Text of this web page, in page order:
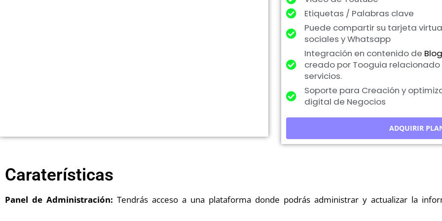
Etiquetas / Palabras clave
Puede compartir su tarjeta
sociales y Whatsapp
Integración en contenido de
creado por Tooguia
servicios.
Soporte para Creación y
digital de Negocios
Caraterísticas
Panel de Administración: Tendrás acceso a una plataforma donde podrás administrar y actualizar la